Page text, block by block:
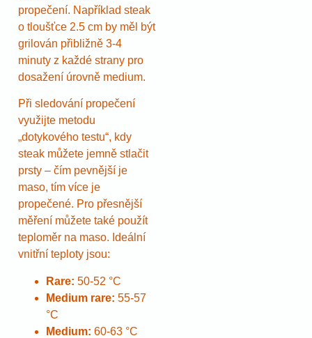
propečení. Například steak
o tloušťce 2.5 cm by měl být
grilován přibližně 3-4
minuty z každé strany pro
dosažení úrovně medium.
Při sledování propečení
využijte metodu
„dotykového testu“, kdy
steak můžete jemně stlačit
prsty – čím pevnější je
maso, tím více je
propečené. Pro přesnější
měření můžete také použít
teploměr na maso. Ideální
vnitřní teploty jsou:
Rare: 50-52 °C
Medium rare: 55-57
°C
Medium: 60-63 °C